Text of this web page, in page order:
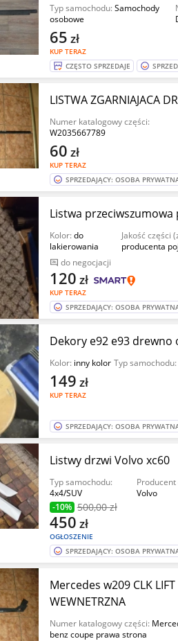
Typ samochodu:Samochody
osobowe
KUP TERAZ
65 zł
CZĘSTO SPRZEDAJE
LISTWA ZGARNIAJACA
Numer katalogowy części:
W2035667789
KUP TERAZ
60 zł
SPRZEDAJĄCY: OSOBA
Listwa przeciwszumowa
Kolor:do
lakierowania
Jakość części
producenta
do negocjacji
KUP TERAZ
120 zł
SPRZEDAJĄCY: OSOBA
Dekory e92 e93 drewno
Kolor: inny kolor Typ samochodu:
KUP TERAZ
149 zł
SPRZEDAJĄCY: OSOBA
Listwy drzwi Volvo xc60
Typ samochodu:
4x4/SUV
Producent
Volvo
-10% 500,00 zł
OGŁOSZENIE
450 zł
SPRZEDAJĄCY: OSOBA
Mercedes w209 CLK
WEWNETRZNA
Numer katalogowy części:
benz coupe prawa strona